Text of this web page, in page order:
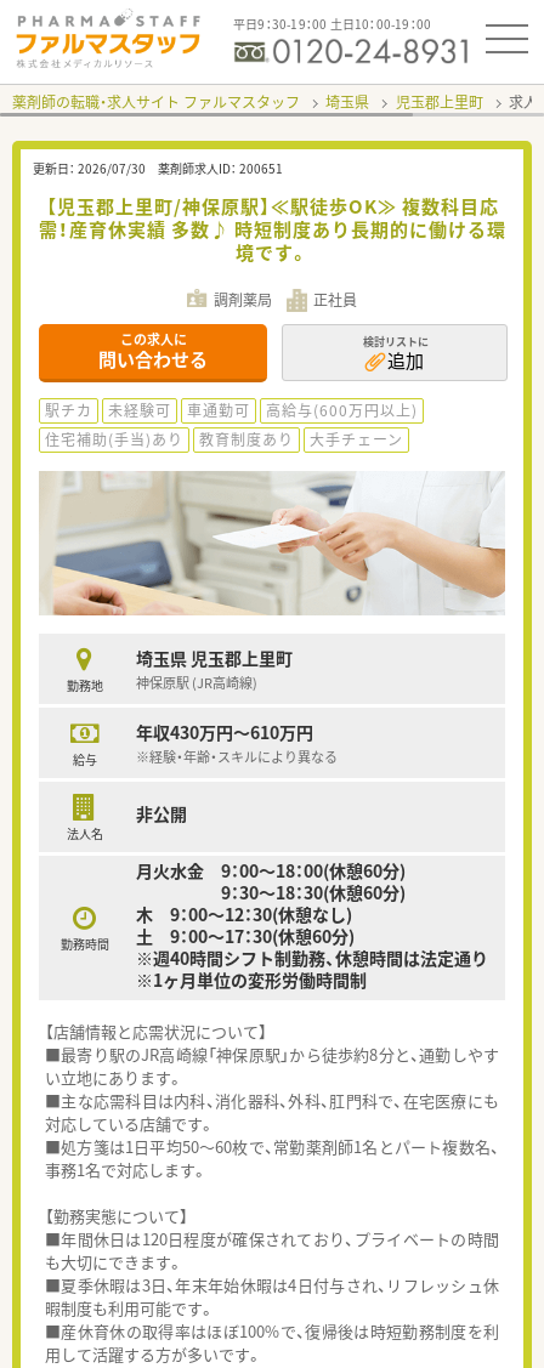
平日9：30-19：00 土日10：00-19：00
薬剤師の転職・求人サイト ファルマスタッフ 埼玉県 児玉郡上里町 求人
更新日： 2026/07/30 薬剤師求人ID： 200651
【児玉郡上里町/神保原駅】≪駅徒歩OK≫ 複数科目応
需！産育休実績 多数♪ 時短制度あり長期的に働ける環
境です。
調剤薬局 正社員
この求人に
問い合わせる
検討リストに
追加
駅チカ 未経験可 車通勤可
高給与(600万円以上)
住宅補助(手当)あり
教育制度あり 大手チェーン
勤務地
埼玉県 児玉郡上里町
神保原駅 (JR高崎線)
給与
年収430万円～610万円
※経験・年齢・スキルにより異なる
法人名
非公開
勤務時間
月火水金 9：00～18：00(休憩60分)
9：30～18：30(休憩60分)
木 9：00～12：30(休憩なし)
土 9：00～17：30(休憩60分)
※週40時間シフト制勤務、休憩時間は法定通り
※1ヶ月単位の変形労働時間制
【店舗情報と応需状況について】
■最寄り駅のJR高崎線「神保原駅」から徒歩約8分と、通勤しやす
い立地にあります。
■主な応需科目は内科、消化器科、外科、肛門科で、在宅医療にも
対応している店舗です。
■処方箋は1日平均50～60枚で、常勤薬剤師1名とパート複数名、
事務1名で対応します。
【勤務実態について】
■年間休日は120日程度が確保されており、プライベートの時間
も大切にできます。
■夏季休暇は3日、年末年始休暇は4日付与され、リフレッシュ休
暇制度も利用可能です。
■産休育休の取得率はほぼ100%で、復帰後は時短勤務制度を利
用して活躍する方が多いです。